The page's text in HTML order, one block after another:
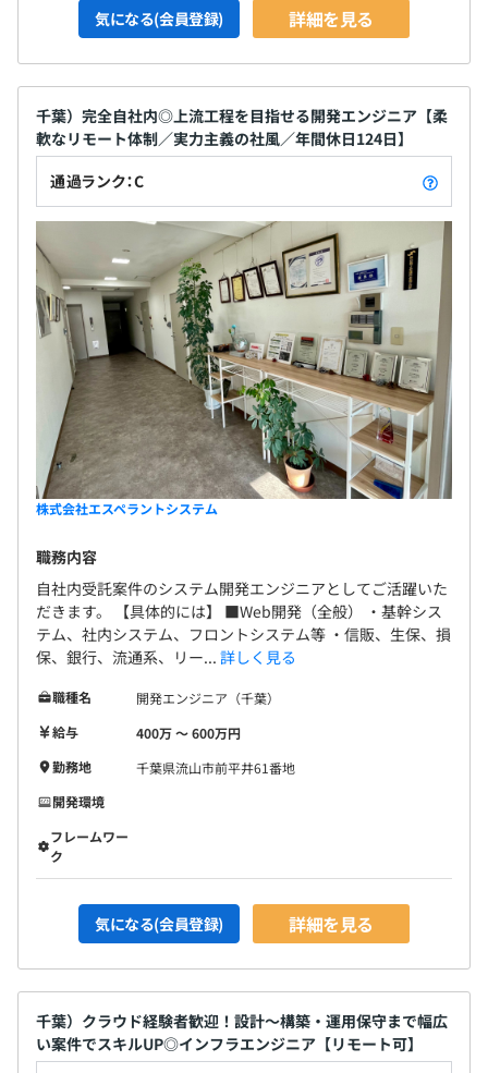
気になる(会員登録) 詳細を見る
千葉）完全自社内◎上流工程を目指せる開発エンジニア【柔
軟なリモート体制／実力主義の社風／年間休日124日】
通過ランク：C
株式会社エスペラントシステム
職務内容
自社内受託案件のシステム開発エンジニアとしてご活躍いた
だきます。 【具体的には】 ■Web開発（全般） ・基幹シス
テム、社内システム、フロントシステム等 ・信販、生保、損
保、銀行、流通系、リー... 詳しく見る
職種名
開発エンジニア（千葉）
給与
400万 〜 600万円
勤務地
千葉県流山市前平井61番地
開発環境
フレームワー
ク
気になる(会員登録) 詳細を見る
千葉）クラウド経験者歓迎！設計〜構築・運用保守まで幅広
い案件でスキルUP◎インフラエンジニア【リモート可】